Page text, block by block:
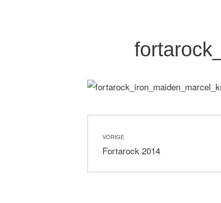
navigatie
VORIGE
Vorig
Fortarock 2014